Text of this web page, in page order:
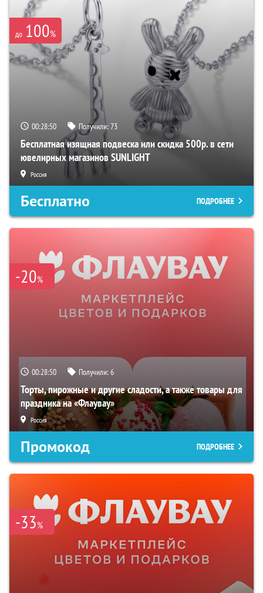
до 100%
00:28:50 Получили:73
Бесплатная изящная подвеска или скидка 500р. в сети
ювелирных магазинов SUNLIGHT
Россия
Бесплатно ПОДРОБНЕЕ
-20%
00:28:50 Получили:6
Торты, пирожные и другие сладости, а также товары для
праздника на «Флаувау»
Россия
Промокод ПОДРОБНЕЕ
-33%